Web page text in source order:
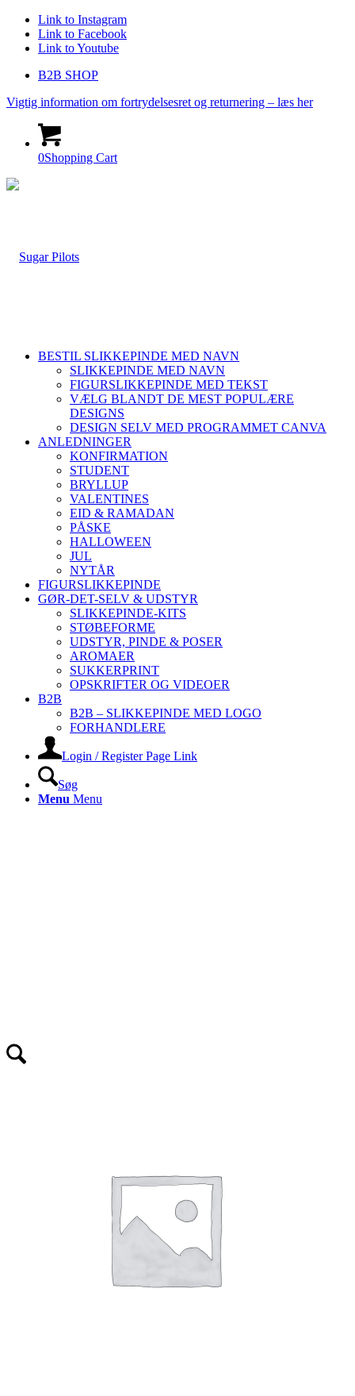
Link to Instagram
Link to Facebook
Link to Youtube
B2B SHOP
Vigtig information om fortrydelsesret og returnering – læs her
0Shopping Cart
BESTIL SLIKKEPINDE MED NAVN
SLIKKEPINDE MED NAVN
FIGURSLIKKEPINDE MED TEKST
VÆLG BLANDT DE MEST POPULÆRE
DESIGNS
DESIGN SELV MED PROGRAMMET CANVA
ANLEDNINGER
KONFIRMATION
STUDENT
BRYLLUP
VALENTINES
EID & RAMADAN
PÅSKE
HALLOWEEN
JUL
NYTÅR
FIGURSLIKKEPINDE
GØR-DET-SELV & UDSTYR
SLIKKEPINDE-KITS
STØBEFORME
UDSTYR, PINDE & POSER
AROMAER
SUKKERPRINT
OPSKRIFTER OG VIDEOER
B2B
B2B – SLIKKEPINDE MED LOGO
FORHANDLERE
Login / Register Page Link
Søg
Menu Menu